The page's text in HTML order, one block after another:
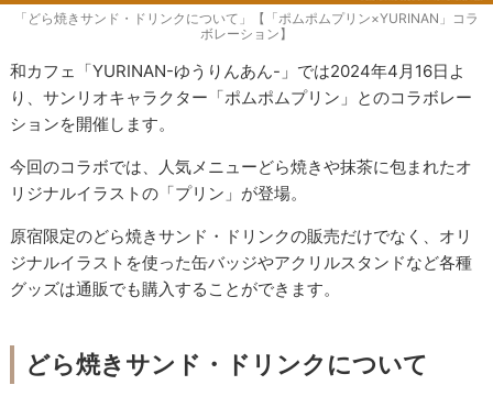
「どら焼きサンド・ドリンクについて」【「ポムポムプリン×YURINAN」コラ
ボレーション】
和カフェ「YURINAN-ゆうりんあん-」では2024年4月16日よ
り、サンリオキャラクター「ポムポムプリン」とのコラボレー
ションを開催します。
今回のコラボでは、人気メニューどら焼きや抹茶に包まれたオ
リジナルイラストの「プリン」が登場。
原宿限定のどら焼きサンド・ドリンクの販売だけでなく、オリ
ジナルイラストを使った缶バッジやアクリルスタンドなど各種
グッズは通販でも購入することができます。
どら焼きサンド・ドリンクについて